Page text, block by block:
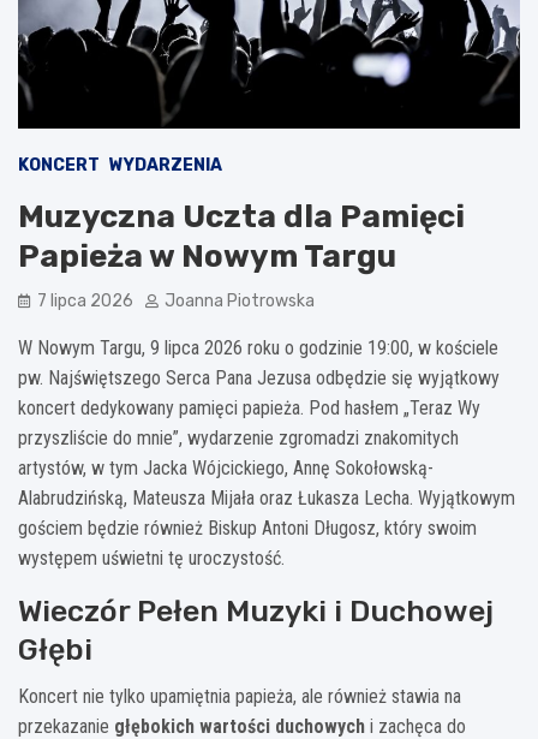
KONCERT WYDARZENIA
Muzyczna Uczta dla Pamięci
Papieża w Nowym Targu
7 lipca 2026 Joanna Piotrowska
W Nowym Targu, 9 lipca 2026 roku o godzinie 19:00, w kościele
pw. Najświętszego Serca Pana Jezusa odbędzie się wyjątkowy
koncert dedykowany pamięci papieża. Pod hasłem „Teraz Wy
przyszliście do mnie”, wydarzenie zgromadzi znakomitych
artystów, w tym Jacka Wójcickiego, Annę Sokołowską-
Alabrudzińską, Mateusza Mijała oraz Łukasza Lecha. Wyjątkowym
gościem będzie również Biskup Antoni Długosz, który swoim
występem uświetni tę uroczystość.
Wieczór Pełen Muzyki i Duchowej
Głębi
Koncert nie tylko upamiętnia papieża, ale również stawia na
przekazanie głębokich wartości duchowych i zachęca do